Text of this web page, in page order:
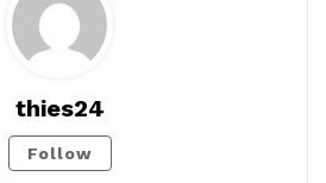
thies24
Follow